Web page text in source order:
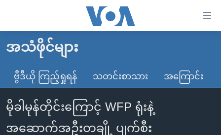
လွယ်ကူ
သည့်
Link
များ
ပင်မ
မူလစာမျက်နှာ
မြန်မာ
ကမ္ဘာ့သတင်းများ
နိုင်ငံတကာ
ဗွီဒီယို
သတင်းလွတ်လပ်ခွင့်
အသံဖိုင်များ
ဗွီဒီယို ကြည့်ရှုရန် သတင်းစာသား အကြောင်း
မိုခါမုန်တိုင်းကြောင့် WFP ရုံးနဲ့
အဆောက်အဦးတချို့ ပျက်စီး